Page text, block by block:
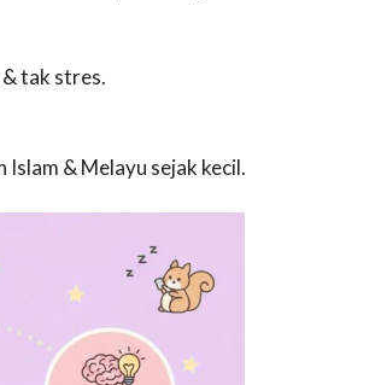
tak stres.
& Melayu sejak kecil.